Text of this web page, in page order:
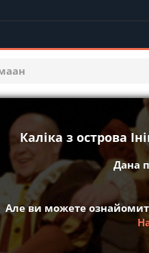
Каліка з острова
Дана
Але ви можете